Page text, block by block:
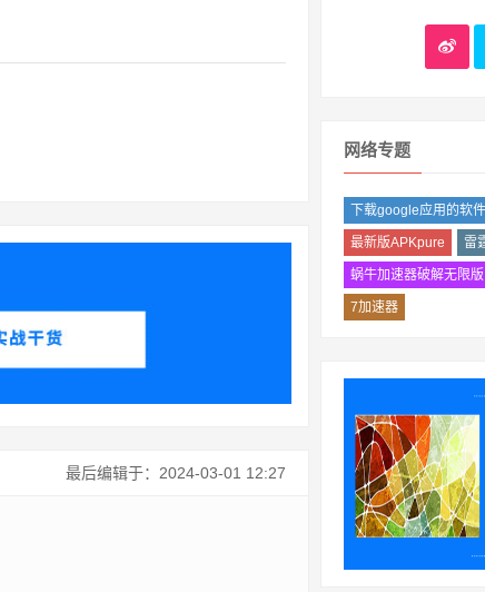
最后编辑于：2024-03-01 12:27
网络专题
下载google应用的软件
最新版APKpure 雷
蜗牛加速器破解无限版
7加速器